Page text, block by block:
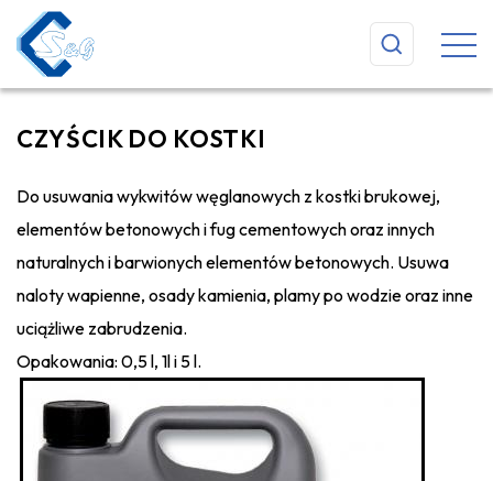
CZYŚCIK DO KOSTKI
Do usuwania wykwitów węglanowych z kostki brukowej,
elementów betonowych i fug cementowych oraz innych
naturalnych i barwionych elementów betonowych. Usuwa
naloty wapienne, osady kamienia, plamy po wodzie oraz inne
uciążliwe zabrudzenia.
Opakowania: 0,5 l, 1l i 5 l.